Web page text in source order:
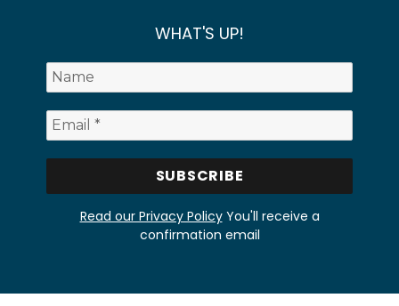
WHAT'S UP!
Read our Privacy PolicyYou'll receive a
confirmation email